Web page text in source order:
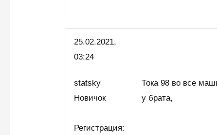
25.02.2021,
03:24
statsky
Новичок
Регистрация:
Тока 98 во все
у брата,